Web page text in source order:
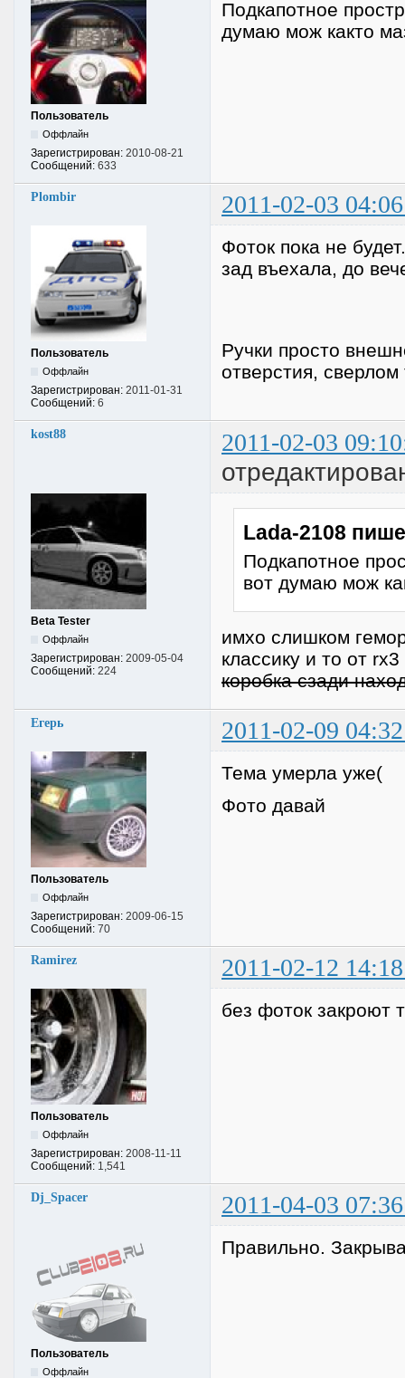
Пользователь
Оффлайн
Зарегистрирован: 2010-08-21
Сообщений: 633
Подкапотное
думаю мож както
Plombir 2011-02-03
Пользователь
Оффлайн
Зарегистрирован: 2011-01-31
Сообщений: 6
Фоток пока не
зад въехала, до
Ручки просто
отверстия,
kost88 2011-02-03
Beta Tester
Оффлайн
Зарегистрирован: 2009-05-04
Сообщений: 224
Lada-2108
Подкапотное
вот думаю мож
имхо слишком
классику и то от
коробка сзади
Егерь 2011-02-09
Пользователь
Оффлайн
Зарегистрирован: 2009-06-15
Сообщений: 70
Тема умерла уже(
Фото давай
Ramirez 2011-02-12
Пользователь
Оффлайн
Зарегистрирован: 2008-11-11
Сообщений: 1,541
без фоток закроют
Dj_Spacer 2011-04-03
Пользователь
Оффлайн
Правильно.